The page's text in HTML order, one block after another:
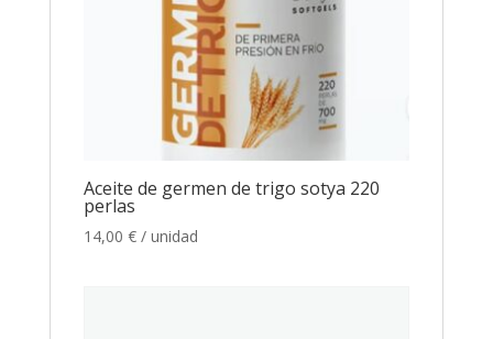
Aceite de germen de trigo sotya 220
perlas
14,00 € / unidad